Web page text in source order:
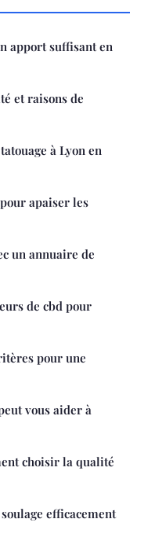
apport suffisant en
et raisons de
à Lyon en
apaiser les
un annuaire de
de cbd pour
pour une
vous aider à
choisir la qualité
efficacement